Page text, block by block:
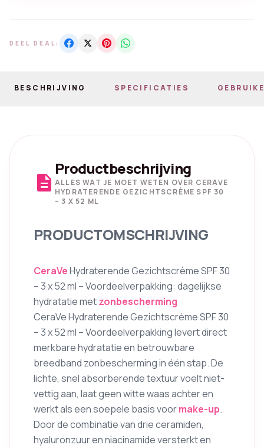
DEEL DEAL:
BESCHRIJVING SPECIFICATIES
description
Productbeschrijving
ALLES WAT JE MOET WETEN OVER CERAVE
HYDRATERENDE GEZICHTSCRÈME SPF 30
– 3 X 52 ML
PRODUCTOMSCHRIJVING
CeraVeHydraterende Gezichtscrème SPF 30
– 3 x 52 ml – Voordeelverpakking: dagelijkse
hydratatie metzonbescherming
CeraVe Hydraterende Gezichtscrème SPF 30
– 3 x 52 ml – Voordeelverpakking levert direct
merkbare hydratatie en betrouwbare
breedband zonbescherming in één stap. De
lichte, snel absorberende textuur voelt niet-
vettig aan, laat geen witte waas achter en
werkt als een soepele basis voormake-up.
Door de combinatie van drie ceramiden,
hyaluronzuur en niacinamide versterkt en